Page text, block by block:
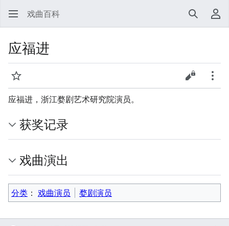
戏曲百科 搜索 用
应福进
监视 查看源代
更多
应福进，浙江婺剧艺术研究院演员。
获奖记录
戏曲演出
分类 ：​ 戏曲演员 婺剧演员